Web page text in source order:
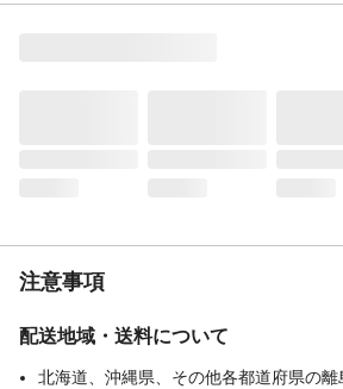
注意事項
配送地域・送料について
北海道、沖縄県、その他各都道府県の